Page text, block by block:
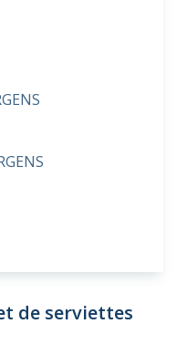
de serviettes